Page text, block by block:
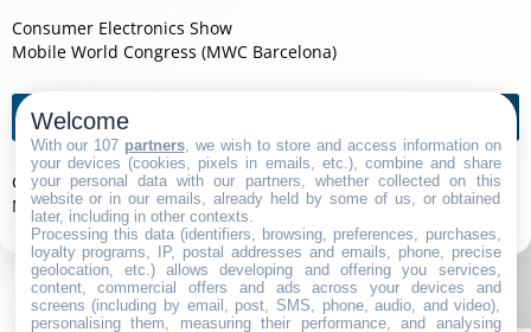
Consumer Electronics Show
Mobile World Congress (MWC Barcelona)
Agendas de l'année
Consumer Electronics Show 2026
Mobile World Congress (MWC Barcelona) 2026
Welcome
With our 107 partners, we wish to store and access information on
your devices (cookies, pixels in emails, etc.), combine and share
your personal data with our partners, whether collected on this
website or in our emails, already held by some of us, or obtained
later, including in other contexts.
Processing this data (identifiers, browsing, preferences, purchases,
loyalty programs, IP, postal addresses and emails, phone, precise
geolocation, etc.) allows developing and offering you services,
content, commercial offers and ads across your devices and
screens (including by email, post, SMS, phone, audio, and video),
personalising them, measuring their performance, and analysing